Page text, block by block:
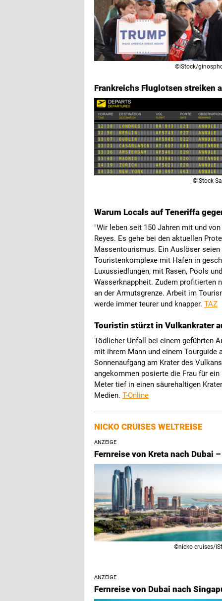
©iStock/
Frankreichs Fluglotsen streiken
©iStock
Warum Locals auf Teneriffa
"Wir leben seit 150 Jahren mit und
Reyes. Es gehe bei den aktuellen
Massentourismus. Ein Auslöser
Touristenkomplexe mit Hafen in
Luxussiedlungen, mit Rasen, Pools
Wasserknappheit. Zudem profitierten
an der Armutsgrenze. Arbeit im
werde immer teurer und knapper. TAZ
Touristin stürzt in Vulkankrater
Tödlicher Unfall bei einem geführten
mit ihrem Mann und einem Tourguide
Sonnenaufgang am Krater des
angekommen posierte die Frau für
Meter tief in einen säurehaltigen
Medien. T-Online
NICKO CRUISES WELTREISE
ANZEIGE
Fernreise von Kreta nach Dubai
©nicko cruises/
ANZEIGE
Fernreise von Dubai nach